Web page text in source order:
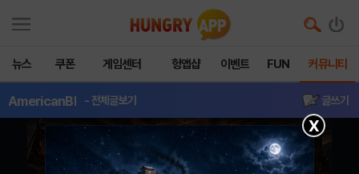
뉴스 쿠폰 게임센터 헝앱샵 이벤트 FUN 커뮤니티
AmericanBl - 전체글보기 글쓰기
X